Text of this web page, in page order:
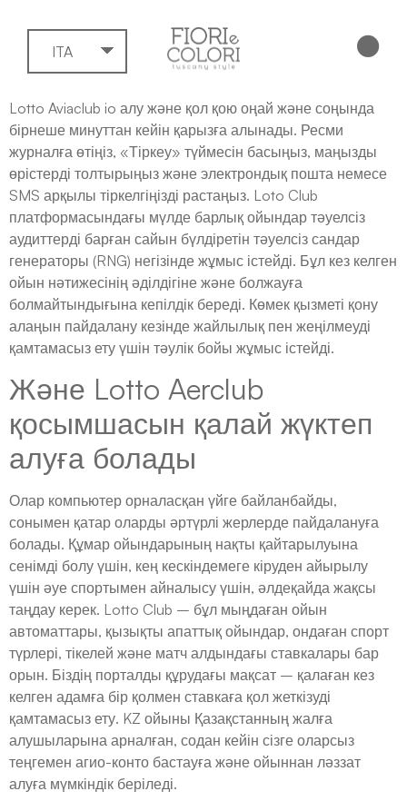
ITA
Lotto Aviaclub io алу және қол қою оңай және соңында
бірнеше минуттан кейін қарызға алынады. Ресми
журналға өтіңіз, «Тіркеу» түймесін басыңыз, маңызды
өрістерді толтырыңыз және электрондық пошта немесе
SMS арқылы тіркелгіңізді растаңыз. Loto Club
платформасындағы мүлде барлық ойындар тәуелсіз
аудиттерді барған сайын бүлдіретін тәуелсіз сандар
генераторы (RNG) негізінде жұмыс істейді. Бұл кез келген
ойын нәтижесінің әділдігіне және болжауға
болмайтындығына кепілдік береді. Көмек қызметі қону
алаңын пайдалану кезінде жайлылық пен жеңілмеуді
қамтамасыз ету үшін тәулік бойы жұмыс істейді.
Және Lotto Aerclub
қосымшасын қалай жүктеп
алуға болады
Олар компьютер орналасқан үйге байланбайды,
сонымен қатар оларды әртүрлі жерлерде пайдалануға
болады. Құмар ойындарының нақты қайтарылуына
сенімді болу үшін, кең кескіндемеге кіруден айырылу
үшін әуе спортымен айналысу үшін, әлдеқайда жақсы
таңдау керек. Lotto Club – бұл мыңдаған ойын
автоматтары, қызықты апаттық ойындар, ондаған спорт
түрлері, тікелей және матч алдындағы ставкалары бар
орын. Біздің порталды құрудағы мақсат – қалаған кез
келген адамға бір қолмен ставкаға қол жеткізуді
қамтамасыз ету. KZ ойыны Қазақстанның жалға
алушыларына арналған, содан кейін сізге оларсыз
теңгемен агио-конто бастауға және ойыннан ләззат
алуға мүмкіндік беріледі.